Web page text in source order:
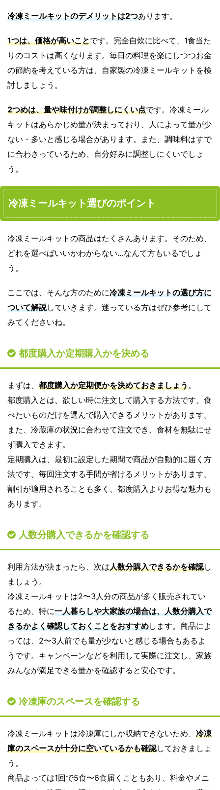
冷凍ミールキットのデメリットは2つあります。
1つは、価格が高いことです。完全自炊に比べて、1食当た
りのコストは高くなります。毎日の料理を楽にしつつお金
の節約を考えている方は、自家製の冷凍ミールキットを検
討しましょう。
2つめは、量や味付けが調整しにくい点です。冷凍ミール
キットはあらかじめ量が決まっており、人によって量が少
ない・多いと感じる場合があります。また、調味料はすで
に合わさっているため、自分好みに調整しにくいでしょ
う。
冷凍ミールキット選びのポイント
冷凍ミールキットの商品はたくさんあります。そのため、
どれを選べばいいかわからない…なんて方もいるでしょ
う。
ここでは、そんな方のために冷凍ミールキットの選び方に
ついて解説していきます。迷っている方はぜひ参考にして
みてくださいね。
都度購入か定期購入かを決める
まずは、 都度購入か定期便かを決めておきましょう。
都度購入とは、欲しい時に注文して購入する方法です。食
べたいものだけを選んで購入できるメリットがあります。
また、冷蔵庫の状況に合わせて注文でき、食材を無駄にせ
ず購入できます。
定期購入は、最初に設定した期間で商品が自動的に届く方
法です。毎回注文する手間が省けるメリットがあります。
割引が適用されることも多く、都度購入よりお得な魅力も
あります。
人数分購入できるかを確認する
利用方法が決まったら、次は人数分購入できるかを確認し
ましょう。
冷凍ミールキットは2〜3人分の商品が多く販売されてい
るため、特に一人暮らしや大家族の場合は、人数分購入で
きるかよく確認しておくことをおすすめします。商品によ
っては、2〜3人前でも量が少ないと感じる場合もあるよ
うです。キャンペーンなどを利用して実際に注文し、家族
みんなが満足できる量かを確認すると安心です。
冷凍庫のスペースを確認する
冷凍ミールキットは冷凍庫にしか収納できないため、 冷凍
庫のスペースが十分に空いているかも確認しておきましょ
う。
商品よっては1回で5食〜6食届くこともあり、料金やメニ